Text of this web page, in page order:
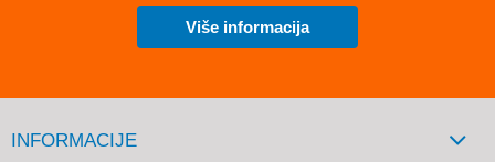
Više informacija
INFORMACIJE